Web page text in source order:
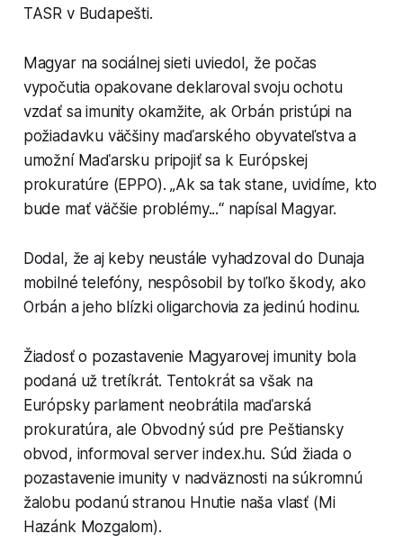
TASR v Budapešti.
Magyar na sociálnej sieti uviedol, že počas
vypočutia opakovane deklaroval svoju ochotu
vzdať sa imunity okamžite, ak Orbán pristúpi na
požiadavku väčšiny maďarského obyvateľstva a
umožní Maďarsku pripojiť sa k Európskej
prokuratúre (EPPO). „Ak sa tak stane, uvidíme, kto
bude mať väčšie problémy...“ napísal Magyar.
Dodal, že aj keby neustále vyhadzoval do Dunaja
mobilné telefóny, nespôsobil by toľko škody, ako
Orbán a jeho blízki oligarchovia za jedinú hodinu.
Žiadosť o pozastavenie Magyarovej imunity bola
podaná už tretíkrát. Tentokrát sa však na
Európsky parlament neobrátila maďarská
prokuratúra, ale Obvodný súd pre Peštiansky
obvod, informoval server index.hu. Súd žiada o
pozastavenie imunity v nadväznosti na súkromnú
žalobu podanú stranou Hnutie naša vlasť (Mi
Hazánk Mozgalom).